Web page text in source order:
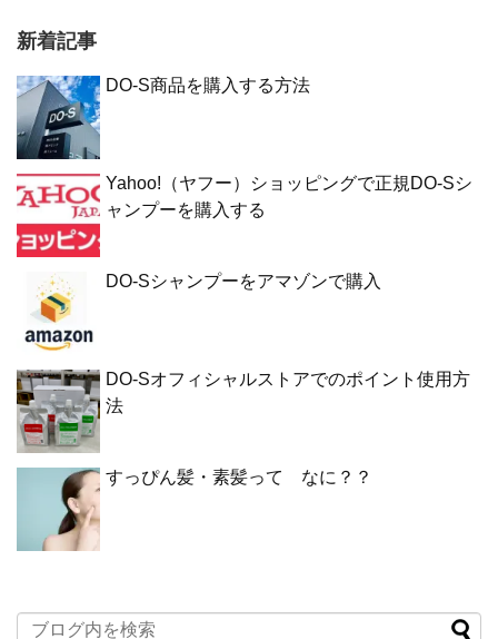
新着記事
DO-S商品を購入する方法
Yahoo!（ヤフー）ショッピングで正規DO-Sシ
ャンプーを購入する
DO-Sシャンプーをアマゾンで購入
DO-Sオフィシャルストアでのポイント使用方
法
すっぴん髪・素髪って なに？？